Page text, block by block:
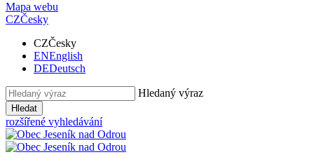
Mapa webu
CZČesky
CZČesky
ENEnglish
DEDeutsch
Hledaný výraz
Hledat
rozšířené vyhledávání